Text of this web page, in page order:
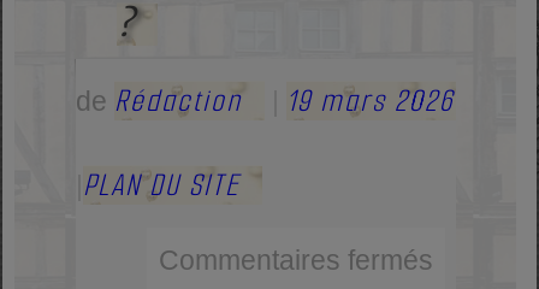
?
de Rédaction 19 mars 2026
PLAN DU SITE
Commentaires fermés